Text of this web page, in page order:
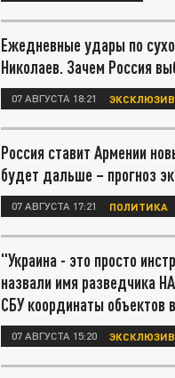
Ежедневные удары по
Николаев. Зачем Россия
07 АВГУСТА 18:21 ЭКСКЛЮЗИВ
Россия ставит Армении
будет дальше – прогноз
07 АВГУСТА 17:21 ПОЛИТИКА
"Украина - это просто
назвали имя разведчика
СБУ координаты объектов
07 АВГУСТА 15:20 ЭКСКЛЮЗИВ